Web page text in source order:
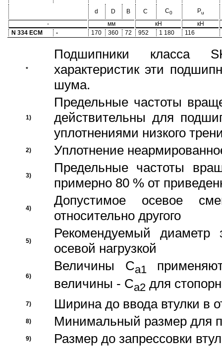
d D B C C0 Pu
- мм кН
кН
N 334 ECM
- 170 360 72 952 1 180 116
*
Подшипники класса
характеристик эти
шума.
1)
Предельные частоты
действительны для
уплотнениями низкого
2) Уплотнение
3)
Предельные частоты
примерно 80 % от
4)
Допустимое осевое
относительно другого
5)
Рекомендуемый диаметр
осевой нагрузкой
6)
Величины Ca1
величины - Ca2 для
7) Ширина до ввода втулки в
8) Минимальный размер для
9) Размер до запрессовки